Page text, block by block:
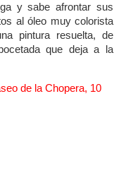
y sabe afrontar sus
al óleo muy colorista
pintura resuelta, de
que deja a la
de la Chopera, 10